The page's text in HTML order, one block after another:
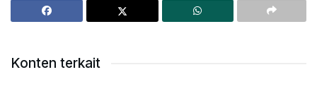
Konten terkait